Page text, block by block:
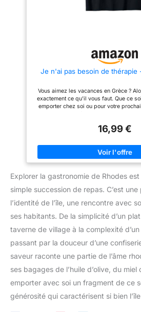
ET
les
Nos
C'est
Je n'ai pas besoin de thérapie
Vous aimez les vacances en Grèce ?
exactement ce qu'il vous faut. Que ce
emporter chez soi ou pour votre
Saint-Valentin. Léger, Coupe16,99 €
Explorer la gastronomie de Rhodes est
simple succession de repas. C’est
l’identité de l’île, une rencontre avec
ses habitants. De la simplicité d’un
taverne de village à la complexité
passant par la douceur d’une
saveur raconte une partie de l’âme
ses bagages de l’huile d’olive, du miel
emporter avec soi un fragment de ce
générosité qui caractérisent si bien